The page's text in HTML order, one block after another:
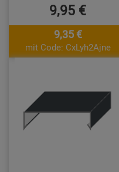
9,95 €
9,35 €
mit Code: CxLyh2Ajne